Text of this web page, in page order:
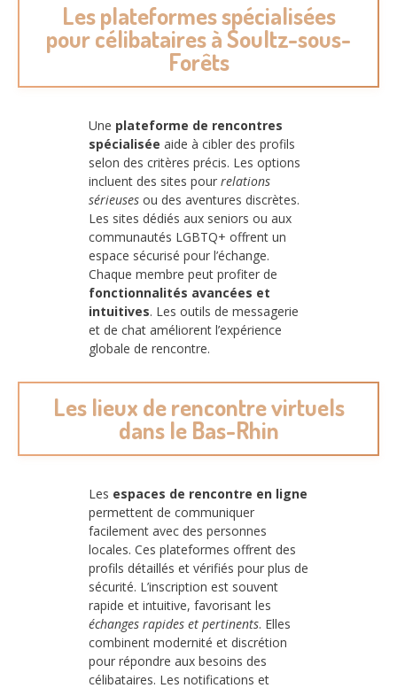
Les plateformes spécialisées
pour célibataires à Soultz-sous-
Forêts
Une plateforme de rencontres
spécialisée aide à cibler des profils
selon des critères précis. Les options
incluent des sites pour relations
sérieuses ou des aventures discrètes.
Les sites dédiés aux seniors ou aux
communautés LGBTQ+ offrent un
espace sécurisé pour l’échange.
Chaque membre peut profiter de
fonctionnalités avancées et
intuitives. Les outils de messagerie
et de chat améliorent l’expérience
globale de rencontre.
Les lieux de rencontre virtuels
dans le Bas-Rhin
Les espaces de rencontre en ligne
permettent de communiquer
facilement avec des personnes
locales. Ces plateformes offrent des
profils détaillés et vérifiés pour plus de
sécurité. L’inscription est souvent
rapide et intuitive, favorisant les
échanges rapides et pertinents. Elles
combinent modernité et discrétion
pour répondre aux besoins des
célibataires. Les notifications et